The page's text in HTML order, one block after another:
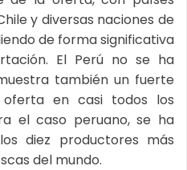
y diversas naciones de
de forma significativa
El Perú no se ha
también un fuerte
en casi todos los
el caso peruano, se ha
diez productores más
del mundo.